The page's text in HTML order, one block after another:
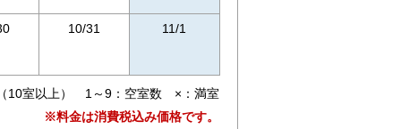
10/31 11/1
10室以上） 1～9：空室数 ×：満室
※料金は消費税込み価格です。